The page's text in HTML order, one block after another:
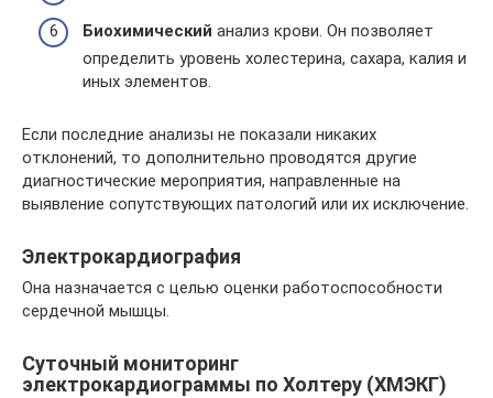
Биохимический анализ крови. Он позволяет
определить уровень холестерина, сахара, калия и
иных элементов.
Если последние анализы не показали никаких
отклонений, то дополнительно проводятся другие
диагностические мероприятия, направленные на
выявление сопутствующих патологий или их исключение.
Электрокардиография
Она назначается с целью оценки работоспособности
сердечной мышцы.
Суточный мониторинг
электрокардиограммы по Холтеру (ХМЭКГ)